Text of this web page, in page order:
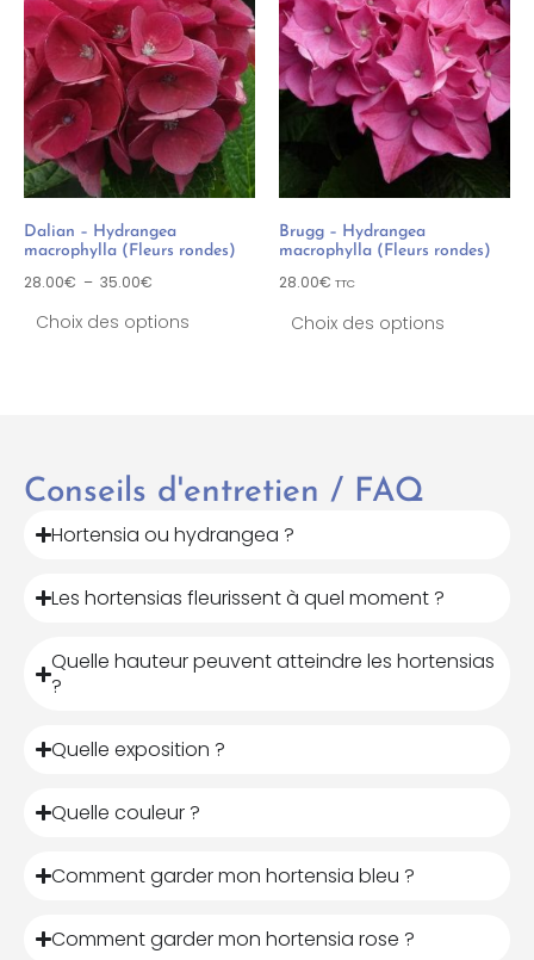
Dalian – Hydrangea
macrophylla (Fleurs rondes)
28.00€ – 35.00€
Choix des options
Brugg – Hydrangea
macrophylla (Fleurs rondes)
28.00€ TTC
Choix des options
Conseils d'entretien / FAQ
Hortensia ou hydrangea ?
Les hortensias fleurissent à quel moment ?
Quelle hauteur peuvent atteindre les hortensias
?
Quelle exposition ?
Quelle couleur ?
Comment garder mon hortensia bleu ?
Comment garder mon hortensia rose ?